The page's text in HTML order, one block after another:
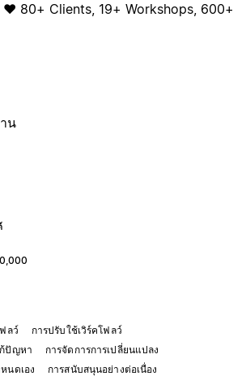
80+ Clients, 19+ Workshops, 600+
น
ลว์
การปรับใช้เวิร์คโฟลว์
ปัญหา
การจัดการการเปลี่ยนแปลง
นดเอง
การสนับสนุนอย่างต่อเนื่อง